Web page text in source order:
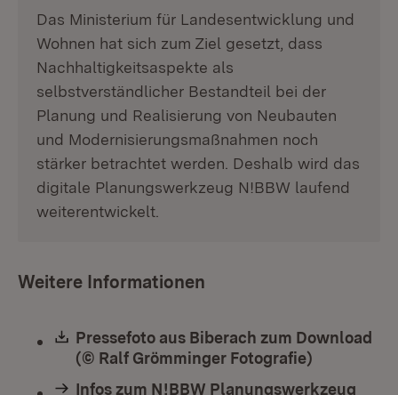
Das Ministerium für Landesentwicklung und
Wohnen hat sich zum Ziel gesetzt, dass
Nachhaltigkeitsaspekte als
selbstverständlicher Bestandteil bei der
Planung und Realisierung von Neubauten
und Modernisierungsmaßnahmen noch
stärker betrachtet werden. Deshalb wird das
digitale Planungswerkzeug N!BBW laufend
weiterentwickelt.
Weitere Informationen
Download:
Pressefoto aus Biberach zum Download
(© Ralf Grömminger Fotografie)
Infos zum N!BBW Planungswerkzeug